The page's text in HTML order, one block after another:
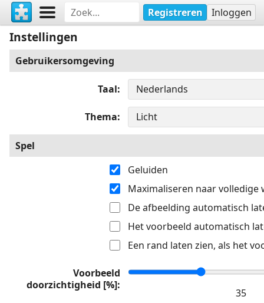
Registreren Inloggen
Instellingen
Gebruikersomgeving
Taal
Thema
Spel
Geluiden
Maximaliseren naar volledige
De afbeelding automatisch
Het voorbeeld automatisch
Een rand laten zien, als het
Voorbeeld
doorzichtigheid [%]